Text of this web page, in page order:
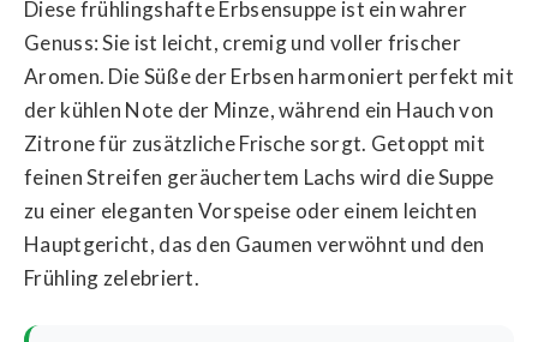
Diese frühlingshafte Erbsensuppe ist ein wahrer
Genuss: Sie ist leicht, cremig und voller frischer
Aromen. Die Süße der Erbsen harmoniert perfekt mit
der kühlen Note der Minze, während ein Hauch von
Zitrone für zusätzliche Frische sorgt. Getoppt mit
feinen Streifen geräuchertem Lachs wird die Suppe
zu einer eleganten Vorspeise oder einem leichten
Hauptgericht, das den Gaumen verwöhnt und den
Frühling zelebriert.